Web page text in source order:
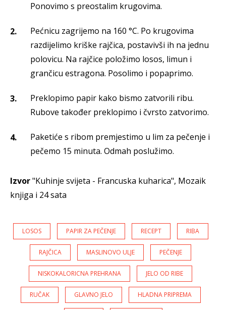
Ponovimo s preostalim krugovima.
Pećnicu zagrijemo na 160 °C. Po krugovima
razdijelimo kriške rajčica, postavivši ih na jednu
polovicu. Na rajčice položimo losos, limun i
grančicu estragona. Posolimo i popaprimo.
Preklopimo papir kako bismo zatvorili ribu.
Rubove također preklopimo i čvrsto zatvorimo.
Paketiće s ribom premjestimo u lim za pečenje i
pečemo 15 minuta. Odmah poslužimo.
Izvor"Kuhinje svijeta - Francuska kuharica", Mozaik
knjiga i 24 sata
LOSOS PAPIR ZA PEČENJE RECEPT RIBA
RAJČICA MASLINOVO ULJE PEČENJE
NISKOKALORICNA PREHRANA JELO OD RIBE
RUČAK GLAVNO JELO HLADNA PRIPREMA